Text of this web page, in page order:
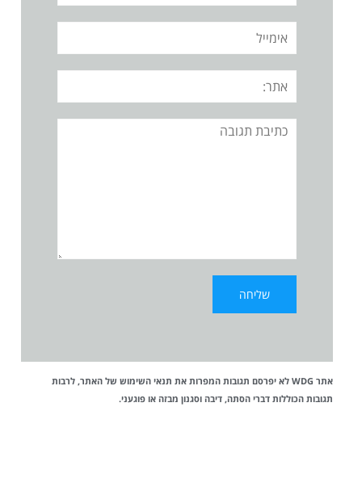
אימייל
אתר:
תגובה
אתר WDG לא יפרסם תגובות המפרות את תנאי השימוש של האתר, לרבות
תגובות הכוללות דברי הסתה, דיבה וסגנון מבזה או פוגעני.